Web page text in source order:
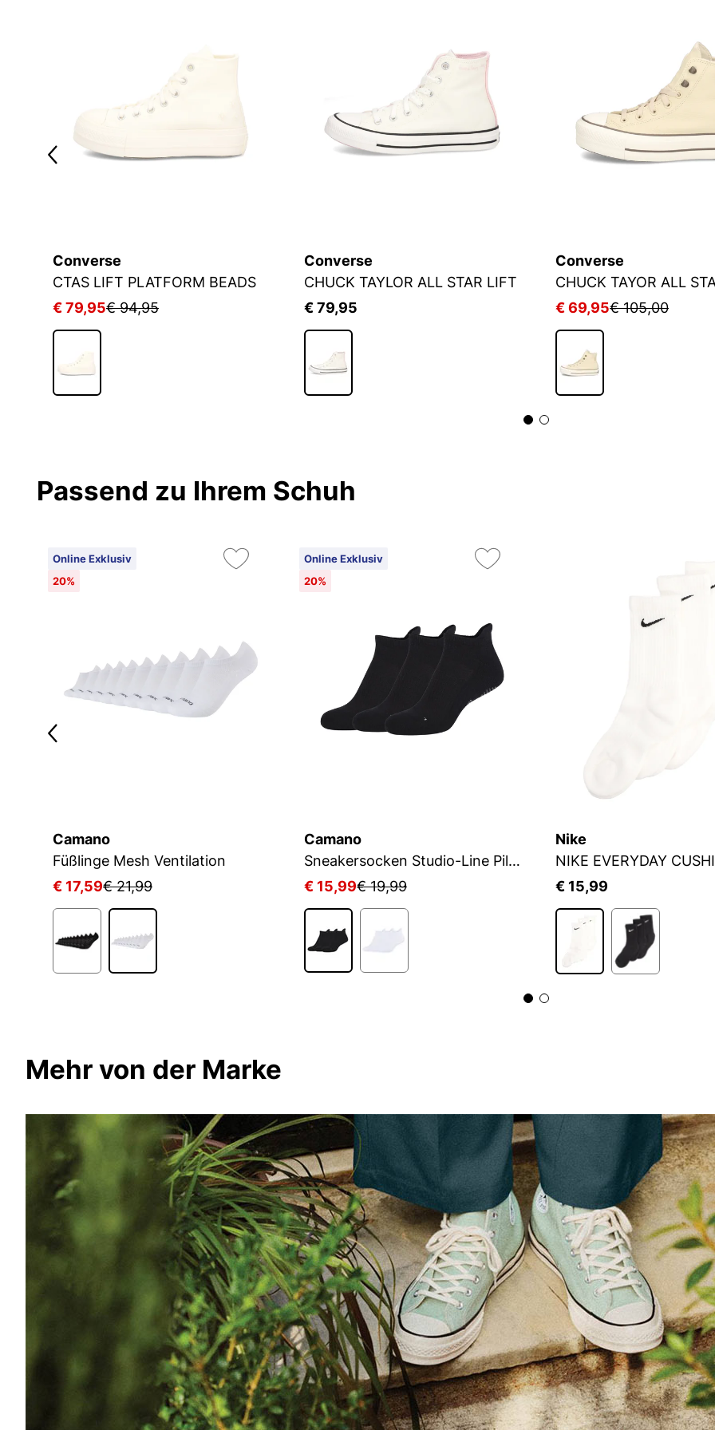
Converse
CTAS LIFT PLATFORM BEADS
€ 79,95€ 94,95
Converse
CHUCK TAYLOR ALL STAR LIFT
€ 79,95
Converse
€ 69,95€ 105,00
Passend zu Ihrem Schuh
Online Exklusiv
20%
Camano
Füßlinge Mesh Ventilation
€ 17,59€ 21,99
Online Exklusiv
20%
Camano
Sneakersocken Studio-Line Pilates und Yoga
€ 15,99€ 19,99
Nike
NIKE EVERYDAY
€ 15,99
Mehr von der Marke